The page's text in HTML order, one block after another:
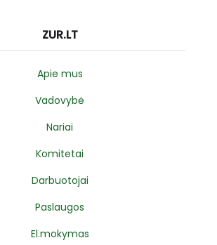
ZUR.LT
Apie mus
Vadovybė
Nariai
Komitetai
Darbuotojai
Paslaugos
El.mokymas